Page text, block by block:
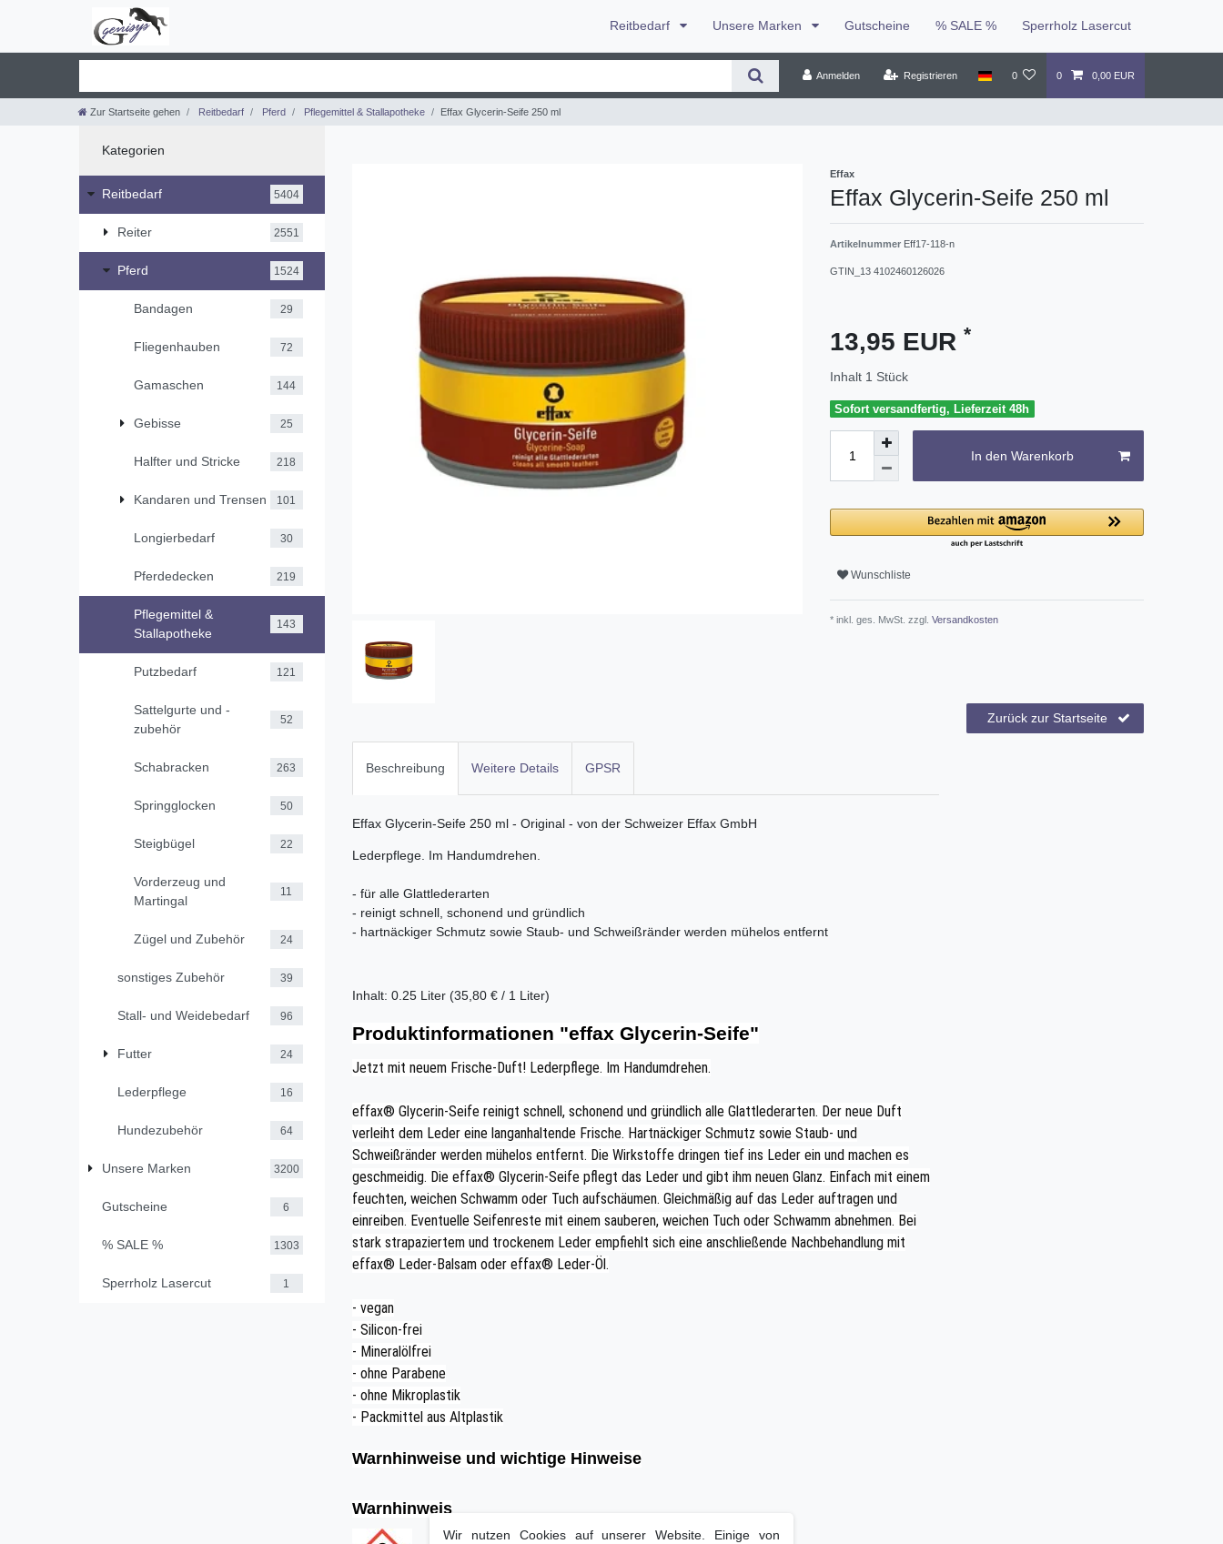
Reitbedarf Unsere Marken Gutscheine % SALE % Sperrholz Lasercut
Anmelden Registrieren 0 0 0,00 EUR
Zur Startseite gehen Reitbedarf Pferd Pflegemittel & Stallapotheke Effax Glycerin-Seife 250 ml
Kategorien
Reitbedarf 5404
Reiter 2551
Pferd 1524
Bandagen 29
Fliegenhauben 72
Gamaschen 144
Gebisse 25
Halfter und Stricke 218
Kandaren und Trensen 101
Longierbedarf 30
Pferdedecken 219
Pflegemittel &
Stallapotheke
143
Putzbedarf 121
Sattelgurte und -
zubehör
52
Schabracken 263
Springglocken 50
Steigbügel 22
Vorderzeug und
Martingal
11
Zügel und Zubehör 24
sonstiges Zubehör 39
Stall- und Weidebedarf 96
Futter 24
Lederpflege 16
Hundezubehör 64
Unsere Marken 3200
Gutscheine 6
% SALE % 1303
Sperrholz Lasercut 1
Effax
Effax Glycerin-Seife 250 ml
Artikelnummer Eff17-118-n
GTIN_13 4102460126026
13,95 EUR *
Inhalt 1 Stück
Sofort versandfertig, Lieferzeit 48h
In den Warenkorb
Wunschliste
* inkl. ges. MwSt. zzgl. Versandkosten
Beschreibung Weitere Details GPSR
Effax Glycerin-Seife 250 ml - Original - von der Schweizer Effax GmbH
Lederpflege. Im Handumdrehen.
- für alle Glattlederarten
- reinigt schnell, schonend und gründlich
- hartnäckiger Schmutz sowie Staub- und Schweißränder werden mühelos entfernt
Inhalt: 0.25 Liter (35,80 € / 1 Liter)
Produktinformationen "effax Glycerin-Seife"
Jetzt mit neuem Frische-Duft! Lederpflege. Im Handumdrehen.
effax® Glycerin-Seife reinigt schnell, schonend und gründlich alle Glattlederarten. Der neue Duft
verleiht dem Leder eine langanhaltende Frische. Hartnäckiger Schmutz sowie Staub- und
Schweißränder werden mühelos entfernt. Die Wirkstoffe dringen tief ins Leder ein und machen es
geschmeidig. Die effax® Glycerin-Seife pflegt das Leder und gibt ihm neuen Glanz. Einfach mit einem
feuchten, weichen Schwamm oder Tuch aufschäumen. Gleichmäßig auf das Leder auftragen und
einreiben. Eventuelle Seifenreste mit einem sauberen, weichen Tuch oder Schwamm abnehmen. Bei
stark strapaziertem und trockenem Leder empfiehlt sich eine anschließende Nachbehandlung mit
effax® Leder-Balsam oder effax® Leder-Öl.
- vegan
- Silicon-frei
- Mineralölfrei
- ohne Parabene
- ohne Mikroplastik
- Packmittel aus Altplastik
Warnhinweise und wichtige Hinweise
Warnhinweis
Zurück zur Startseite
Wir nutzen Cookies auf unserer Website. Einige von